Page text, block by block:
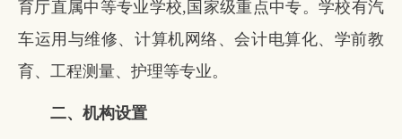
育厅直属中等专业学校,国家级重点中专。学校有汽
车运用与维修、计算机网络、会计电算化、学前教
育、工程测量、护理等专业。
二、机构设置